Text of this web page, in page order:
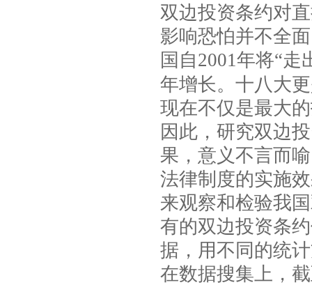
双边投资条约对
影响恐怕并不全
国自2001年将“走
年增长。十八大
现在不仅是最大
因此，研究双边
果，意义不言而
法律制度的实施
来观察和检验我
有的双边投资条
据，用不同的统
在数据搜集上，